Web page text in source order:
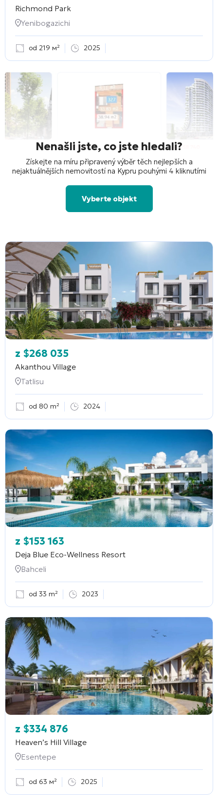
Richmond Park
Yenibogazichi
od 219 м² 2025
Nenašli jste, co jste hledali?
Získejte na míru připravený výběr těch nejlepších a
nejaktuálnějších nemovitostí na Kypru pouhými 4 kliknutími
Vyberte objekt
z $268 035
Akanthou Village
Tatlisu
od 80 m² 2024
z $153 163
Deja Blue Eco-Wellness Resort
Bahceli
od 33 m² 2023
z $334 876
Heaven’s Hill Village
Esentepe
od 63 м² 2025